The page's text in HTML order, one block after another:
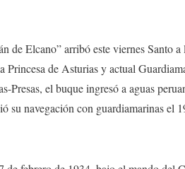
de Elcano” arribó este viernes Santo
Princesa de Asturias y actual
el buque ingresó a aguas
su navegación con guardiamarinas el